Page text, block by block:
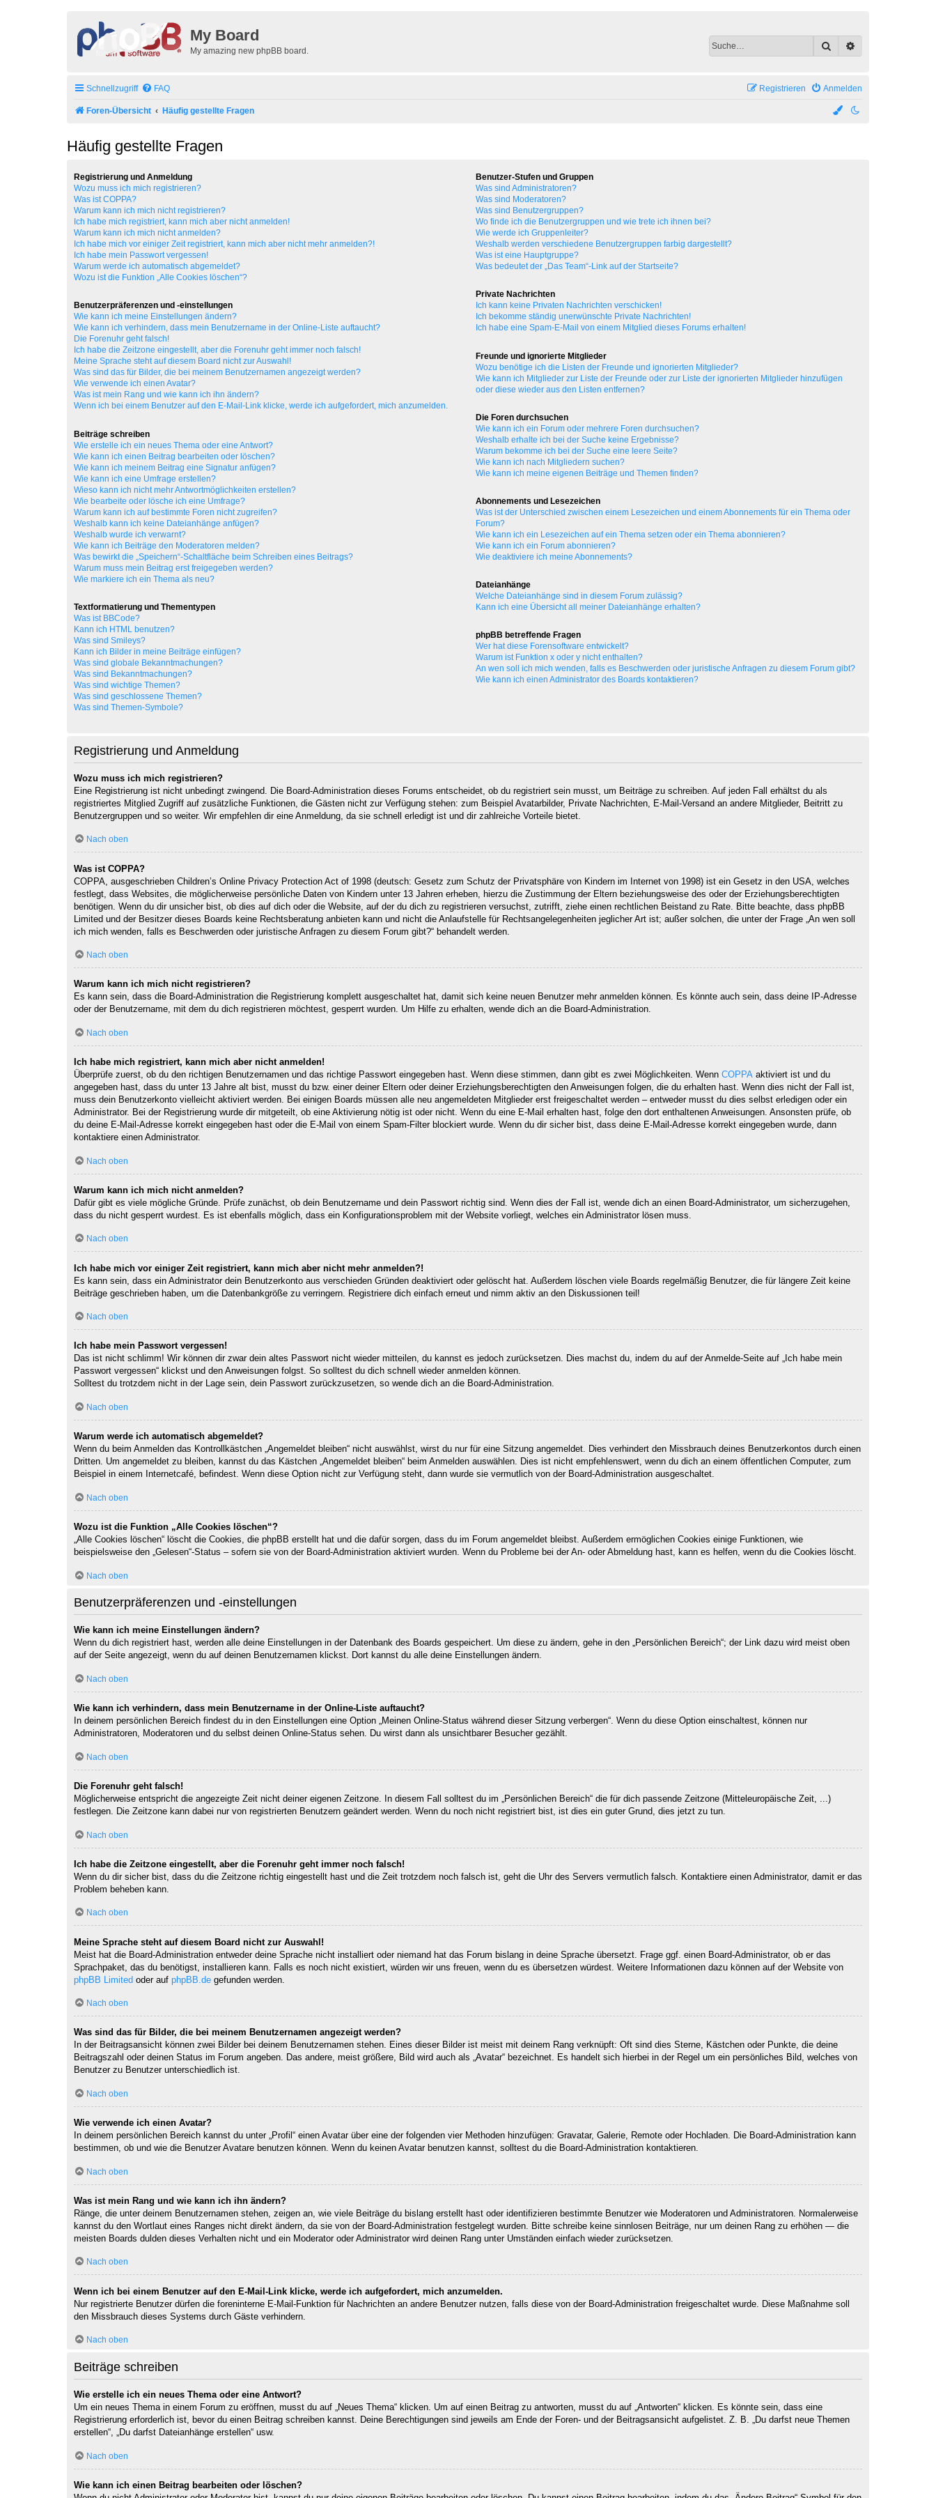
My Board
My amazing new phpBB board. Suche
Schnellzugriff FAQ Anmelden
Registrieren
Foren-Übersicht Häufig gestellte Fragen
Häufig gestellte Fragen
Registrierung und Anmeldung
Wozu muss ich mich registrieren?
Was ist COPPA?
Warum kann ich mich nicht registrieren?
Ich habe mich registriert, kann mich aber nicht anmelden!
Warum kann ich mich nicht anmelden?
Ich habe mich vor einiger Zeit registriert, kann mich aber nicht mehr anmelden?!
Ich habe mein Passwort vergessen!
Warum werde ich automatisch abgemeldet?
Wozu ist die Funktion „Alle Cookies löschen“?
Benutzerpräferenzen und -einstellungen
Wie kann ich meine Einstellungen ändern?
Wie kann ich verhindern, dass mein Benutzername in der Online-Liste auftaucht?
Die Forenuhr geht falsch!
Ich habe die Zeitzone eingestellt, aber die Forenuhr geht immer noch falsch!
Meine Sprache steht auf diesem Board nicht zur Auswahl!
Was sind das für Bilder, die bei meinem Benutzernamen angezeigt werden?
Wie verwende ich einen Avatar?
Was ist mein Rang und wie kann ich ihn ändern?
Wenn ich bei einem Benutzer auf den E-Mail-Link klicke, werde ich aufgefordert, mich anzumelden.
Beiträge schreiben
Wie erstelle ich ein neues Thema oder eine Antwort?
Wie kann ich einen Beitrag bearbeiten oder löschen?
Wie kann ich meinem Beitrag eine Signatur anfügen?
Wie kann ich eine Umfrage erstellen?
Wieso kann ich nicht mehr Antwortmöglichkeiten erstellen?
Wie bearbeite oder lösche ich eine Umfrage?
Warum kann ich auf bestimmte Foren nicht zugreifen?
Weshalb kann ich keine Dateianhänge anfügen?
Weshalb wurde ich verwarnt?
Wie kann ich Beiträge den Moderatoren melden?
Was bewirkt die „Speichern“-Schaltfläche beim Schreiben eines Beitrags?
Warum muss mein Beitrag erst freigegeben werden?
Wie markiere ich ein Thema als neu?
Textformatierung und Thementypen
Was ist BBCode?
Kann ich HTML benutzen?
Was sind Smileys?
Kann ich Bilder in meine Beiträge einfügen?
Was sind globale Bekanntmachungen?
Was sind Bekanntmachungen?
Was sind wichtige Themen?
Was sind geschlossene Themen?
Was sind Themen-Symbole?
Benutzer-Stufen und Gruppen
Was sind Administratoren?
Was sind Moderatoren?
Was sind Benutzergruppen?
Wo finde ich die Benutzergruppen und wie trete ich ihnen bei?
Wie werde ich Gruppenleiter?
Weshalb werden verschiedene Benutzergruppen farbig dargestellt?
Was ist eine Hauptgruppe?
Was bedeutet der „Das Team“-Link auf der Startseite?
Private Nachrichten
Ich kann keine Privaten Nachrichten verschicken!
Ich bekomme ständig unerwünschte Private Nachrichten!
Ich habe eine Spam-E-Mail von einem Mitglied dieses Forums erhalten!
Freunde und ignorierte Mitglieder
Wozu benötige ich die Listen der Freunde und ignorierten Mitglieder?
Wie kann ich Mitglieder zur Liste der Freunde oder zur Liste der ignorierten Mitglieder hinzufügen
oder diese wieder aus den Listen entfernen?
Die Foren durchsuchen
Wie kann ich ein Forum oder mehrere Foren durchsuchen?
Weshalb erhalte ich bei der Suche keine Ergebnisse?
Warum bekomme ich bei der Suche eine leere Seite?
Wie kann ich nach Mitgliedern suchen?
Wie kann ich meine eigenen Beiträge und Themen finden?
Abonnements und Lesezeichen
Was ist der Unterschied zwischen einem Lesezeichen und einem Abonnements für ein Thema oder
Forum?
Wie kann ich ein Lesezeichen auf ein Thema setzen oder ein Thema abonnieren?
Wie kann ich ein Forum abonnieren?
Wie deaktiviere ich meine Abonnements?
Dateianhänge
Welche Dateianhänge sind in diesem Forum zulässig?
Kann ich eine Übersicht all meiner Dateianhänge erhalten?
phpBB betreffende Fragen
Wer hat diese Forensoftware entwickelt?
Warum ist Funktion x oder y nicht enthalten?
An wen soll ich mich wenden, falls es Beschwerden oder juristische Anfragen zu diesem Forum gibt?
Wie kann ich einen Administrator des Boards kontaktieren?
Registrierung und Anmeldung
Wozu muss ich mich registrieren?
Eine Registrierung ist nicht unbedingt zwingend. Die Board-Administration dieses Forums entscheidet, ob du registriert sein musst, um Beiträge zu schreiben. Auf jeden Fall erhältst du als
registriertes Mitglied Zugriff auf zusätzliche Funktionen, die Gästen nicht zur Verfügung stehen: zum Beispiel Avatarbilder, Private Nachrichten, E-Mail-Versand an andere Mitglieder, Beitritt zu
Benutzergruppen und so weiter. Wir empfehlen dir eine Anmeldung, da sie schnell erledigt ist und dir zahlreiche Vorteile bietet.
Nach oben
Was ist COPPA?
COPPA, ausgeschrieben Children’s Online Privacy Protection Act of 1998 (deutsch: Gesetz zum Schutz der Privatsphäre von Kindern im Internet von 1998) ist ein Gesetz in den USA, welches
festlegt, dass Websites, die möglicherweise persönliche Daten von Kindern unter 13 Jahren erheben, hierzu die Zustimmung der Eltern beziehungsweise des oder der Erziehungsberechtigten
benötigen. Wenn du dir unsicher bist, ob dies auf dich oder die Website, auf der du dich zu registrieren versuchst, zutrifft, ziehe einen rechtlichen Beistand zu Rate. Bitte beachte, dass phpBB
Limited und der Besitzer dieses Boards keine Rechtsberatung anbieten kann und nicht die Anlaufstelle für Rechtsangelegenheiten jeglicher Art ist; außer solchen, die unter der Frage „An wen soll
ich mich wenden, falls es Beschwerden oder juristische Anfragen zu diesem Forum gibt?“ behandelt werden.
Nach oben
Warum kann ich mich nicht registrieren?
Es kann sein, dass die Board-Administration die Registrierung komplett ausgeschaltet hat, damit sich keine neuen Benutzer mehr anmelden können. Es könnte auch sein, dass deine IP-Adresse
oder der Benutzername, mit dem du dich registrieren möchtest, gesperrt wurden. Um Hilfe zu erhalten, wende dich an die Board-Administration.
Nach oben
Ich habe mich registriert, kann mich aber nicht anmelden!
Überprüfe zuerst, ob du den richtigen Benutzernamen und das richtige Passwort eingegeben hast. Wenn diese stimmen, dann gibt es zwei Möglichkeiten. Wenn COPPA aktiviert ist und du
angegeben hast, dass du unter 13 Jahre alt bist, musst du bzw. einer deiner Eltern oder deiner Erziehungsberechtigten den Anweisungen folgen, die du erhalten hast. Wenn dies nicht der Fall ist,
muss dein Benutzerkonto vielleicht aktiviert werden. Bei einigen Boards müssen alle neu angemeldeten Mitglieder erst freigeschaltet werden – entweder musst du dies selbst erledigen oder ein
Administrator. Bei der Registrierung wurde dir mitgeteilt, ob eine Aktivierung nötig ist oder nicht. Wenn du eine E-Mail erhalten hast, folge den dort enthaltenen Anweisungen. Ansonsten prüfe, ob
du deine E-Mail-Adresse korrekt eingegeben hast oder die E-Mail von einem Spam-Filter blockiert wurde. Wenn du dir sicher bist, dass deine E-Mail-Adresse korrekt eingegeben wurde, dann
kontaktiere einen Administrator.
Nach oben
Warum kann ich mich nicht anmelden?
Dafür gibt es viele mögliche Gründe. Prüfe zunächst, ob dein Benutzername und dein Passwort richtig sind. Wenn dies der Fall ist, wende dich an einen Board-Administrator, um sicherzugehen,
dass du nicht gesperrt wurdest. Es ist ebenfalls möglich, dass ein Konfigurationsproblem mit der Website vorliegt, welches ein Administrator lösen muss.
Nach oben
Ich habe mich vor einiger Zeit registriert, kann mich aber nicht mehr anmelden?!
Es kann sein, dass ein Administrator dein Benutzerkonto aus verschieden Gründen deaktiviert oder gelöscht hat. Außerdem löschen viele Boards regelmäßig Benutzer, die für längere Zeit keine
Beiträge geschrieben haben, um die Datenbankgröße zu verringern. Registriere dich einfach erneut und nimm aktiv an den Diskussionen teil!
Nach oben
Ich habe mein Passwort vergessen!
Das ist nicht schlimm! Wir können dir zwar dein altes Passwort nicht wieder mitteilen, du kannst es jedoch zurücksetzen. Dies machst du, indem du auf der Anmelde-Seite auf „Ich habe mein
Passwort vergessen“ klickst und den Anweisungen folgst. So solltest du dich schnell wieder anmelden können.
Solltest du trotzdem nicht in der Lage sein, dein Passwort zurückzusetzen, so wende dich an die Board-Administration.
Nach oben
Warum werde ich automatisch abgemeldet?
Wenn du beim Anmelden das Kontrollkästchen „Angemeldet bleiben“ nicht auswählst, wirst du nur für eine Sitzung angemeldet. Dies verhindert den Missbrauch deines Benutzerkontos durch einen
Dritten. Um angemeldet zu bleiben, kannst du das Kästchen „Angemeldet bleiben“ beim Anmelden auswählen. Dies ist nicht empfehlenswert, wenn du dich an einem öffentlichen Computer, zum
Beispiel in einem Internetcafé, befindest. Wenn diese Option nicht zur Verfügung steht, dann wurde sie vermutlich von der Board-Administration ausgeschaltet.
Nach oben
Wozu ist die Funktion „Alle Cookies löschen“?
„Alle Cookies löschen“ löscht die Cookies, die phpBB erstellt hat und die dafür sorgen, dass du im Forum angemeldet bleibst. Außerdem ermöglichen Cookies einige Funktionen, wie
beispielsweise den „Gelesen“-Status – sofern sie von der Board-Administration aktiviert wurden. Wenn du Probleme bei der An- oder Abmeldung hast, kann es helfen, wenn du die Cookies löscht.
Nach oben
Benutzerpräferenzen und -einstellungen
Wie kann ich meine Einstellungen ändern?
Wenn du dich registriert hast, werden alle deine Einstellungen in der Datenbank des Boards gespeichert. Um diese zu ändern, gehe in den „Persönlichen Bereich“; der Link dazu wird meist oben
auf der Seite angezeigt, wenn du auf deinen Benutzernamen klickst. Dort kannst du alle deine Einstellungen ändern.
Nach oben
Wie kann ich verhindern, dass mein Benutzername in der Online-Liste auftaucht?
In deinem persönlichen Bereich findest du in den Einstellungen eine Option „Meinen Online-Status während dieser Sitzung verbergen“. Wenn du diese Option einschaltest, können nur
Administratoren, Moderatoren und du selbst deinen Online-Status sehen. Du wirst dann als unsichtbarer Besucher gezählt.
Nach oben
Die Forenuhr geht falsch!
Möglicherweise entspricht die angezeigte Zeit nicht deiner eigenen Zeitzone. In diesem Fall solltest du im „Persönlichen Bereich“ die für dich passende Zeitzone (Mitteleuropäische Zeit, ...)
festlegen. Die Zeitzone kann dabei nur von registrierten Benutzern geändert werden. Wenn du noch nicht registriert bist, ist dies ein guter Grund, dies jetzt zu tun.
Nach oben
Ich habe die Zeitzone eingestellt, aber die Forenuhr geht immer noch falsch!
Wenn du dir sicher bist, dass du die Zeitzone richtig eingestellt hast und die Zeit trotzdem noch falsch ist, geht die Uhr des Servers vermutlich falsch. Kontaktiere einen Administrator, damit er das
Problem beheben kann.
Nach oben
Meine Sprache steht auf diesem Board nicht zur Auswahl!
Meist hat die Board-Administration entweder deine Sprache nicht installiert oder niemand hat das Forum bislang in deine Sprache übersetzt. Frage ggf. einen Board-Administrator, ob er das
Sprachpaket, das du benötigst, installieren kann. Falls es noch nicht existiert, würden wir uns freuen, wenn du es übersetzen würdest. Weitere Informationen dazu können auf der Website von
phpBB Limited oder auf phpBB.de gefunden werden.
Nach oben
Was sind das für Bilder, die bei meinem Benutzernamen angezeigt werden?
In der Beitragsansicht können zwei Bilder bei deinem Benutzernamen stehen. Eines dieser Bilder ist meist mit deinem Rang verknüpft: Oft sind dies Sterne, Kästchen oder Punkte, die deine
Beitragszahl oder deinen Status im Forum angeben. Das andere, meist größere, Bild wird auch als „Avatar“ bezeichnet. Es handelt sich hierbei in der Regel um ein persönliches Bild, welches von
Benutzer zu Benutzer unterschiedlich ist.
Nach oben
Wie verwende ich einen Avatar?
In deinem persönlichen Bereich kannst du unter „Profil“ einen Avatar über eine der folgenden vier Methoden hinzufügen: Gravatar, Galerie, Remote oder Hochladen. Die Board-Administration kann
bestimmen, ob und wie die Benutzer Avatare benutzen können. Wenn du keinen Avatar benutzen kannst, solltest du die Board-Administration kontaktieren.
Nach oben
Was ist mein Rang und wie kann ich ihn ändern?
Ränge, die unter deinem Benutzernamen stehen, zeigen an, wie viele Beiträge du bislang erstellt hast oder identifizieren bestimmte Benutzer wie Moderatoren und Administratoren. Normalerweise
kannst du den Wortlaut eines Ranges nicht direkt ändern, da sie von der Board-Administration festgelegt wurden. Bitte schreibe keine sinnlosen Beiträge, nur um deinen Rang zu erhöhen — die
meisten Boards dulden dieses Verhalten nicht und ein Moderator oder Administrator wird deinen Rang unter Umständen einfach wieder zurücksetzen.
Nach oben
Wenn ich bei einem Benutzer auf den E-Mail-Link klicke, werde ich aufgefordert, mich anzumelden.
Nur registrierte Benutzer dürfen die foreninterne E-Mail-Funktion für Nachrichten an andere Benutzer nutzen, falls diese von der Board-Administration freigeschaltet wurde. Diese Maßnahme soll
den Missbrauch dieses Systems durch Gäste verhindern.
Nach oben
Beiträge schreiben
Wie erstelle ich ein neues Thema oder eine Antwort?
Um ein neues Thema in einem Forum zu eröffnen, musst du auf „Neues Thema“ klicken. Um auf einen Beitrag zu antworten, musst du auf „Antworten“ klicken. Es könnte sein, dass eine
Registrierung erforderlich ist, bevor du einen Beitrag schreiben kannst. Deine Berechtigungen sind jeweils am Ende der Foren- und der Beitragsansicht aufgelistet. Z. B. „Du darfst neue Themen
erstellen“, „Du darfst Dateianhänge erstellen“ usw.
Nach oben
Wie kann ich einen Beitrag bearbeiten oder löschen?